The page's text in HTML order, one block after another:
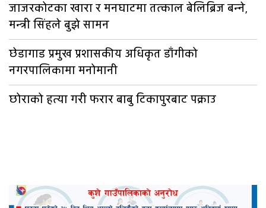
जाजरकोटका खारा र मनघाटमा तत्काल बेलिब्रिज बन्ने,
मन्त्री सिंहले बुझे सामन
छेडागाड प्रमुख प्रशासकीय अधिकृत डाँगीको
नगरपालिकामा मनोमानी
छोराको हत्या गरी फरार बाबु टिकापुरबाट पक्राउ